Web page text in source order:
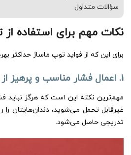
سؤالات متداول
نکات مهم برای استفاده از
برای این که از فواید توپ ماساژ حداکثر
1. اعمال فشار مناسب و پرهیز از درد شدید
مهم‌ترین نکته این است که هرگز نباید
غیرقابل تحمل می‌شوید، دندان‌هایتان
تدریجی حاصل می‌شود.